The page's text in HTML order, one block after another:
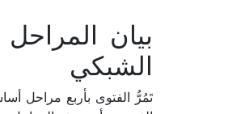
بيان
الشبكي
تَمُرُّ الفتوى بأربع مراحل